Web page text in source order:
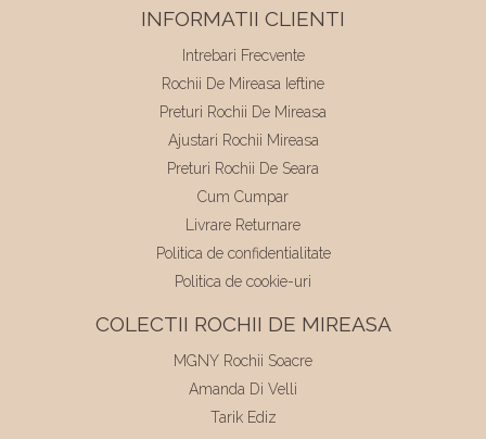
INFORMATII CLIENTI
Intrebari Frecvente
Rochii De Mireasa Ieftine
Preturi Rochii De Mireasa
Ajustari Rochii Mireasa
Preturi Rochii De Seara
Cum Cumpar
Livrare Returnare
Politica de confidentialitate
Politica de cookie-uri
COLECTII ROCHII DE MIREASA
MGNY Rochii Soacre
Amanda Di Velli
Tarik Ediz